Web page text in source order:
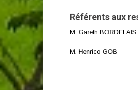
Référents aux
M. Gareth BORDELAIS
M. Henrico GOB